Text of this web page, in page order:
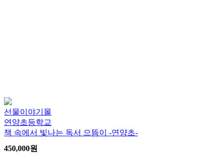
선물이야기몰
연양초등학교
책 속에서 빛나는 독서 으뜸이 -연양초-
450,000원